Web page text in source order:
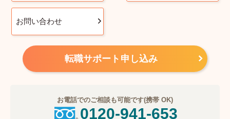
お問い合わせ
転職サポート申し込み
お電話でのご相談も可能です(携帯 OK)
0120-941-653